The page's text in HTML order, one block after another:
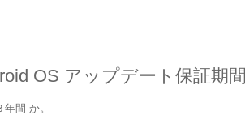
OS アップデート保証期間
間 か。